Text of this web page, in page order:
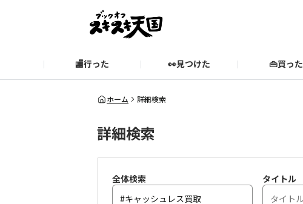
🏬行った 👀見つけた 👜買った
お知らせ 期間限定企画【みんなでお題】
ブックオフ公式サイト
スキスキ天国に関するお問い合わせ
ホーム 詳細検索
詳細検索
全体検索 タイトル